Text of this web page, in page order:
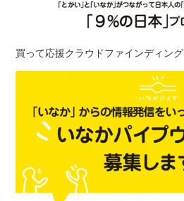
買って応援クラウドファインディング